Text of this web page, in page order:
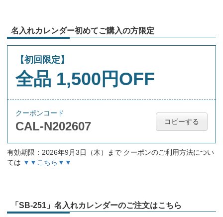
名入れカレンダー初めてご購入の方限定
【初回限定】
全品 1,500円OFF
クーポンコード
CAL-N202607 コピーする
有効期限：2026年9月3日（木）まで クーポンのご利用方法につい
ては ▼▼こちら▼▼
「SB-251」名入れカレンダーのご注文はこちら